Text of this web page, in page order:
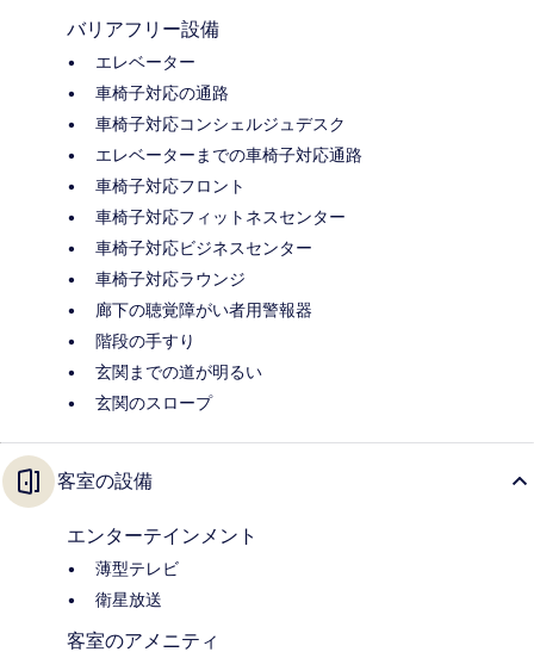
バリアフリー設備
エレベーター
車椅子対応の通路
車椅子対応コンシェルジュデスク
エレベーターまでの車椅子対応通路
車椅子対応フロント
車椅子対応フィットネスセンター
車椅子対応ビジネスセンター
車椅子対応ラウンジ
廊下の聴覚障がい者用警報器
階段の手すり
玄関までの道が明るい
玄関のスロープ
客室の設備
エンターテインメント
薄型テレビ
衛星放送
客室のアメニティ